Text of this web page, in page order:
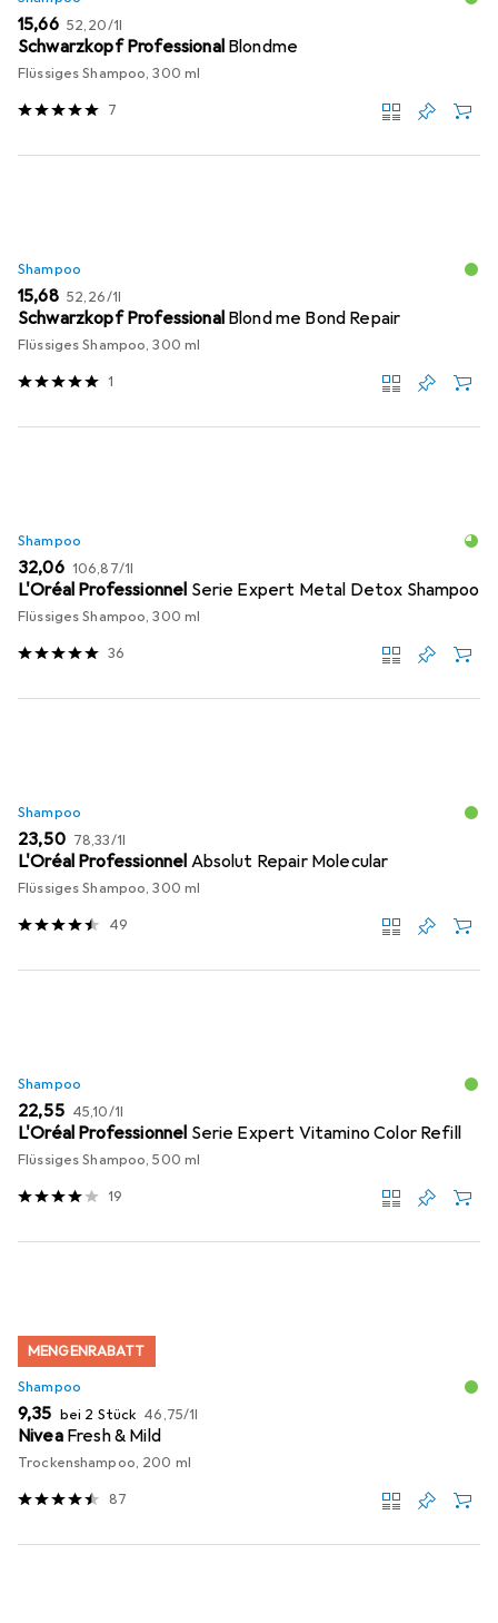
EUR
15,66 EUR
52,20/1l
Schwarzkopf Professional Blondme
Flüssiges Shampoo, 300 ml
7
Shampoo
EUR
15,68 EUR
52,26/1l
Schwarzkopf Professional Blond me Bond Repair
Flüssiges Shampoo, 300 ml
1
Shampoo
EUR
32,06 EUR
106,87/1l
L'Oréal Professionnel Serie Expert Metal Detox Shampoo
Flüssiges Shampoo, 300 ml
36
Shampoo
EUR
23,50 EUR
78,33/1l
L'Oréal Professionnel Absolut Repair Molecular
Flüssiges Shampoo, 300 ml
49
Shampoo
EUR
22,55 EUR
45,10/1l
L'Oréal Professionnel Serie Expert Vitamino Color Refill
Flüssiges Shampoo, 500 ml
19
MENGENRABATT
Shampoo
EUR
9,35 bei 2 Stück EUR
46,75/1l
Nivea Fresh & Mild
Trockenshampoo, 200 ml
87